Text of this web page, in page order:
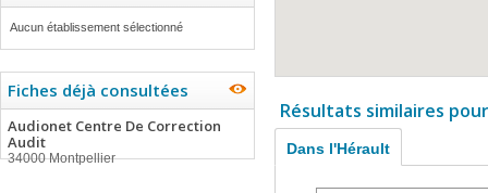
Aucun établissement sélectionné
Fiches déjà consultées
Audionet Centre De Correction
Audit
34000 Montpellier
Résultats similaires
Dans l'Hérault